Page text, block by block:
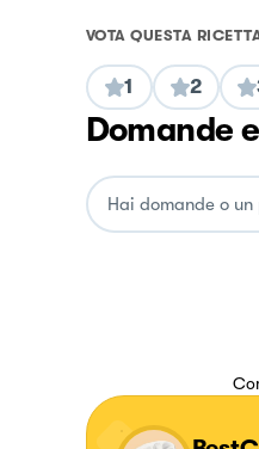
VOTA QUESTA
1 2
Domande